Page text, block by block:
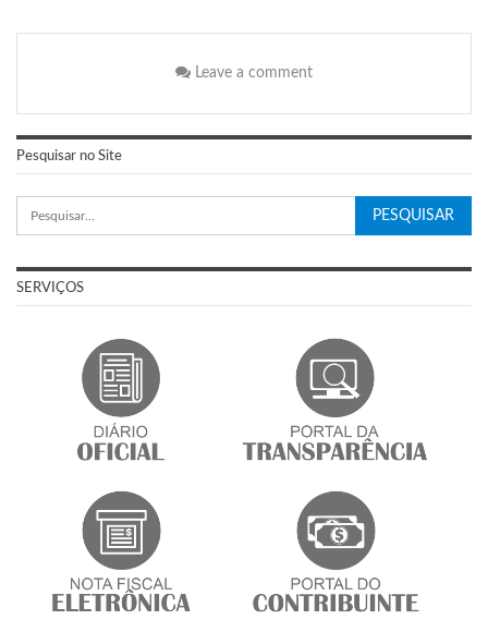
Leave a comment
Pesquisar no Site
SERVIÇOS